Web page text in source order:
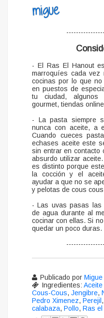
- El Ras El Hanout
marroquíes cada vez
cocinas por lo que
en puestos de
tu ciudad, algunos
gourmet, tiendas
- La pasta siempre
nunca con aceite, a
Cuando cueces
echases aceite este
sin entrar en contacto
absurdo utilizar
es distinto porque
la cocción y el
ayudar a que no se
y pelotas de cous
- Las uvas pasas las
de agua durante al
cocinar con ellas. Si
quedar un poco duras.
Publicado por
Ingredientes:
Cous-Cous, Jengibre,
Pedro Ximenez, Perejil ,
calabaza, Pollo, Ras el